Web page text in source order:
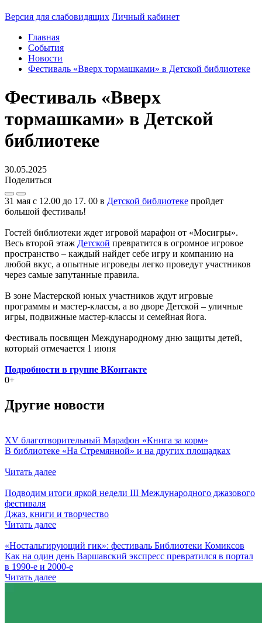
Версия для слабовидящих Личный кабинет
Главная
События
Новости
Фестиваль «Вверх тормашками» в Детской библиотеке
Фестиваль «Вверх
тормашками» в Детской
библиотеке
30.05.2025
Поделиться
31 мая с 12.00 до 17. 00 в Детской библиотеке пройдет
большой фестиваль!
Гостей библиотеки ждет игровой марафон от «Мосигры».
Весь второй этаж Детской превратится в огромное игровое
пространство – каждый найдет себе игру и компанию на
любой вкус, а опытные игроведы легко проведут участников
через самые запутанные правила.
В зоне Мастерской юных участников ждут игровые
программы и мастер-классы, а во дворе Детской – уличные
игры, подвижные мастер-классы и семейная йога.
Фестиваль посвящен Международному дню защиты детей,
который отмечается 1 июня
Подробности в группе ВКонтакте
0+
Другие новости
XV благотворительный Марафон «Книга за корм»
В библиотеке «На Стремянной» и на других площадках
Читать далее
Подводим итоги яркой недели III Международного джазового
фестиваля
Джаз, книги и творчество
Читать далее
«Ностальгирующий гик»: фестиваль Библиотеки Комиксов
Как на один день Варшавский экспресс превратился в портал
в 1990-е и 2000-е
Читать далее